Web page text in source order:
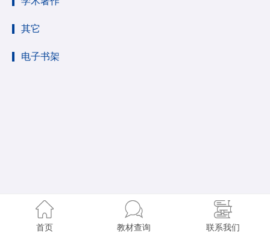
其它
电子书架
首页 教材查询 联系我们